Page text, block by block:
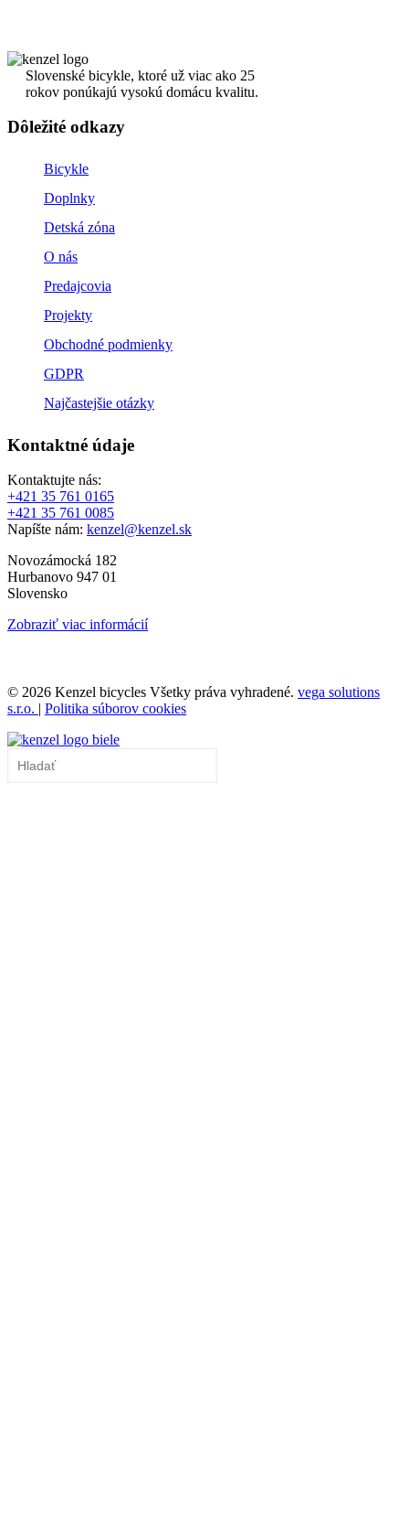
Slovenské bicykle, ktoré už viac ako 25
rokov ponúkajú vysokú domácu kvalitu.
Dôležité odkazy
Bicykle
Doplnky
Detská zóna
O nás
Predajcovia
Projekty
Obchodné podmienky
GDPR
Najčastejšie otázky
Kontaktné údaje
Kontaktujte nás:
+421 35 761 0165
+421 35 761 0085
Napíšte nám: kenzel@kenzel.sk
Novozámocká 182
Hurbanovo 947 01
Slovensko
Zobraziť viac informácií
© 2026 Kenzel bicycles Všetky práva vyhradené. vega solutions
s.r.o. | Politika súborov cookies